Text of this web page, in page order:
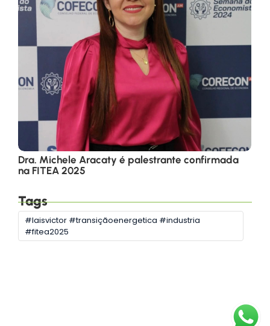
Dra. Michele Aracaty é palestrante confirmada
na FITEA 2025
Tags
#laisvictor #transiçãoenergetica #industria
#fitea2025